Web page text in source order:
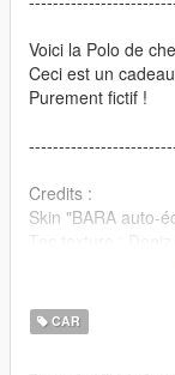
Voici la Polo de
Ceci est un
Purement fictif !
Credits :
Skin "BARA auto-
Texture by : Deniz
Location : Deniz Akal
CAR